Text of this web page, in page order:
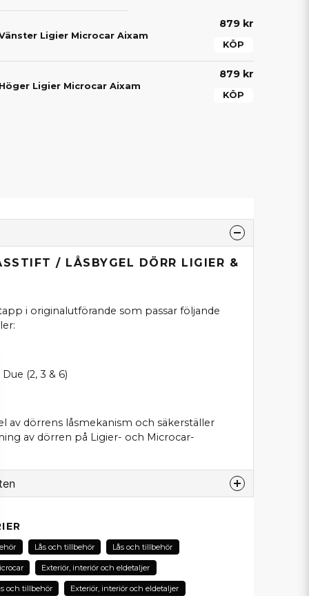
Ligier Microcar Aixam
879 kr
KÖP
Ligier Microcar Aixam
879 kr
KÖP
/ LÅSBYGEL DÖRR LIGIER &
i originalutförande som passar följande
Due (2, 3 & 6)
av dörrens låsmekanism och säkerställer
av dörren på Ligier- och Microcar-
email
E-postadress
Lås och tillbehör Lås och tillbehör
Exteriör, interiör och eldetaljer
och tillbehör Exteriör, interiör och eldetaljer